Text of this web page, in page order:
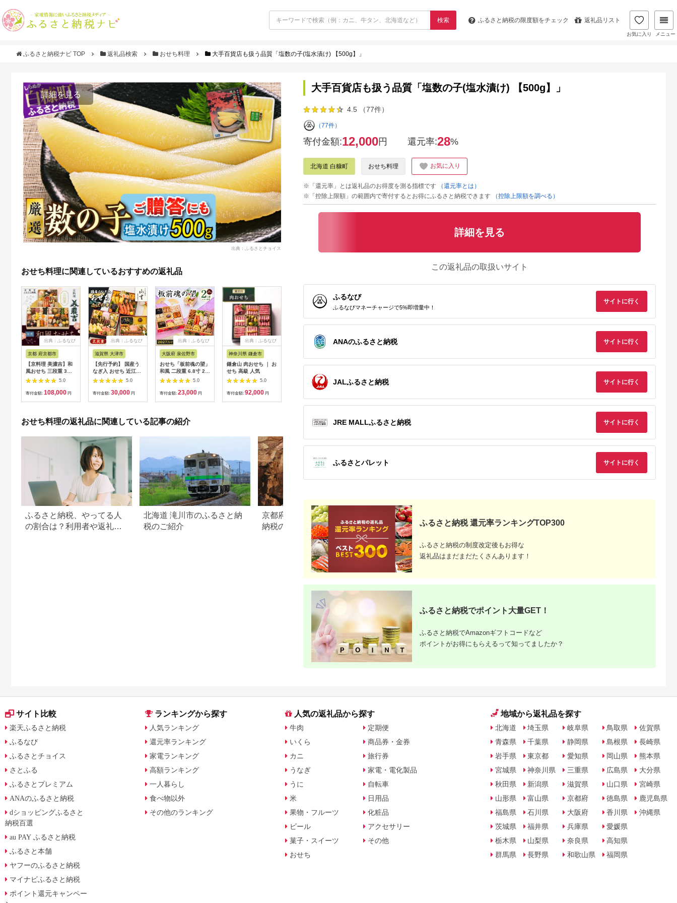
検索 ふるさと納税の限度額をチェック 返礼品リスト
お気に入り メニュー
ふるさと納税ナビ TOP 返礼品検索 おせち料理 大手百貨店も扱う品質「塩数の子(塩水漬け) 【500g】」
詳細を見る
出典：ふるさとチョイス
おせち料理に関連しているおすすめの返礼品
出典：ふるなび
京都 府京都市
【京料理 美濃吉】和
風おせち 三段重 3～4
人前｜京都 本格料亭
5.0
寄付金額: 108,000 円
出典：ふるなび
滋賀県 大津市
【先行予約】 国産う
なぎ入 おせち 近江の
華 三段重 [AY02] | お
5.0
寄付金額: 30,000 円
出典：ふるなび
大阪府 泉佐野市
おせち「板前魂の望」
和風 二段重 6.8寸 28
品 2人前【年内発送】
5.0
寄付金額: 23,000 円
出典：ふるなび
神奈川県 鎌倉市
鎌倉山 肉おせち ｜ お
せち 高級 人気
5.0
寄付金額: 92,000 円
出典：ふるなび
おせち「板前魂の八
6.8寸 24品 2人前【年
内発送】
5.0
出典：ふるなび
名古屋コーチンすき焼
おせち料理 和風三段
重「おもいやり」セッ
蔵おせち料理
[035S02-C]
おせち「板前魂の伊
【12/30着】おせち 祇
出典：ふるさとチョイ
【京・料亭 わらびの
里】料亭の和洋風おせ
ち料理オードブル 二
27A｜京都 老舗料亭
和洋風おせち 人気［
京都 料亭 老舗 おせち
おせち料理 京料理 京
おせち人気 おすすめ
ルメ ご自宅用 お取り
95,000円
福岡県 久留米市
【12/21まで受付】
【快適生活】華扇 京
都「閼伽井」監修・
華三段重「和洋ファ
リーおせち」4-5人前
_ おせち 和風 洋風
〔Cx017〕
寄付金額:43,000
おせち料理の返礼品に関連している記事の紹介
ふるさと納税、やってる人
の割合は？利用者や返礼品
北海道 滝川市のふるさと納
税のご紹介
京都府 京丹波町のふるさと
納税のご紹介
埼玉県 飯能市のふるさと納
税のご紹介
大手百貨店も扱う品質「塩数の子(塩水漬け) 【500g】」
4.5 （77件）
（77件）
寄付金額:12,000円 還元率:28%
北海道 白糠町 おせち料理 お気に入り
※「還元率」とは返礼品のお得度を測る指標です
（還元率とは）
※「控除上限額」の範囲内で寄付するとお得にふるさと納税できます
（控除上限額を調べる）
詳細を見る
この返礼品の取扱いサイト
ふるなび
ふるなびマネーチャージで5%即増量中！
サイトに行く
ANAのふるさと納税 サイトに行く
JALふるさと納税 サイトに行く
JRE MALLふるさと納税 サイトに行く
ふるさとパレット サイトに行く
ふるさと納税 還元率ランキングTOP300
ふるさと納税の制度改定後もお得な
返礼品はまだまだたくさんあります！
ふるさと納税でポイント大量GET！
ふるさと納税でAmazonギフトコードなど
ポイントがお得にもらえるって知ってましたか？
サイト比較
楽天ふるさと納税
ふるなび
ふるさとチョイス
さとふる
ふるさとプレミアム
ANAのふるさと納税
dショッピングふるさと
納税百選
au PAY ふるさと納税
ふるさと本舗
ヤフーのふるさと納税
マイナビふるさと納税
ポイント還元キャンペー
ランキングから探す
人気ランキング
還元率ランキング
家電ランキング
高額ランキング
一人暮らし
食べ物以外
その他のランキング
人気の返礼品から探す
牛肉
いくら
カニ
うなぎ
うに
米
果物・フルーツ
ビール
菓子・スイーツ
おせち
定期便
商品券・金券
旅行券
家電・電化製品
自転車
日用品
化粧品
アクセサリー
その他
地域から返礼品を探す
北海道
青森県
岩手県
宮城県
秋田県
山形県
福島県
茨城県
栃木県
群馬県
埼玉県
千葉県
東京都
神奈川県
新潟県
富山県
石川県
福井県
山梨県
長野県
岐阜県
静岡県
愛知県
三重県
滋賀県
京都府
大阪府
兵庫県
奈良県
和歌山県
鳥取県
島根県
岡山県
広島県
山口県
徳島県
香川県
愛媛県
高知県
福岡県
佐賀県
長崎県
熊本県
大分県
宮崎県
鹿児島県
沖縄県